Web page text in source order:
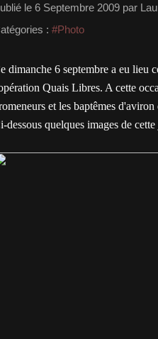
le 6 Septembre 2009 par
: #Photo
dimanche 6 septembre a eu lieu
Quais Libres. A cette
et les baptêmes
dessous quelques images de